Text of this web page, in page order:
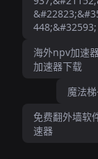
448;&#32593;
海外npv加速
加速器下载
魔法
免费翻外墙软
速器